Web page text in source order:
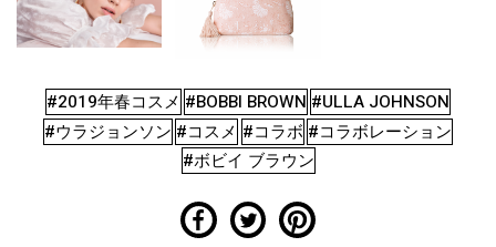
#2019年春コスメ #BOBBI BROWN #ULLA JOHNSON
#ウラジョンソン #コスメ #コラボ #コラボレーション
#ボビイ ブラウン